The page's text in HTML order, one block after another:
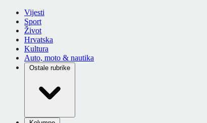
Vijesti
Sport
Život
Hrvatska
Kultura
Auto, moto & nautika
Ostale rubrike